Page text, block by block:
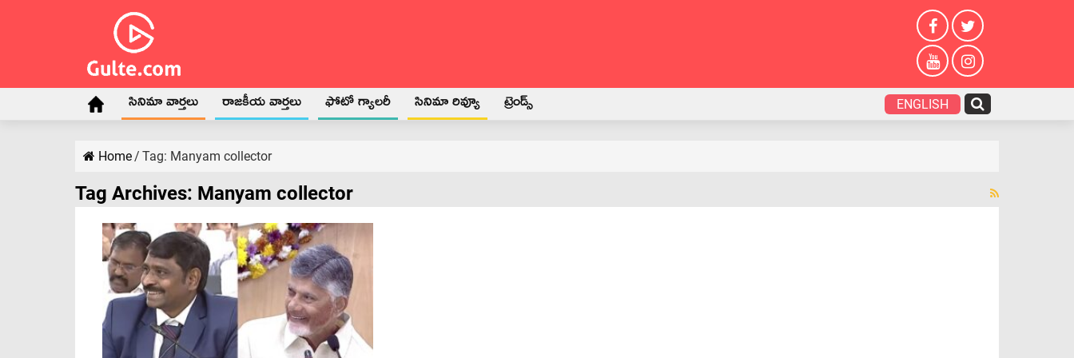
సినిమా వార్తలు రాజకీయ వార్తలు ఫోటో గ్యాలరీ సినిమా రివ్యూ ట్రెండ్స్ ENGLISH
Home/ Tag: Manyam collector
Tag Archives: Manyam collector